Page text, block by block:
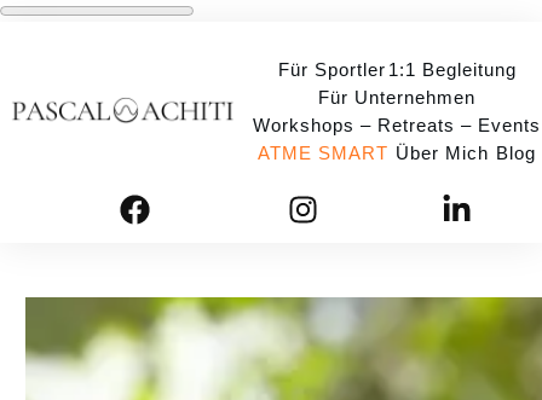
Für Sportler 1:1 Begleitung
Für Unternehmen
Workshops – Retreats – Events
ATME SMART Über Mich Blog